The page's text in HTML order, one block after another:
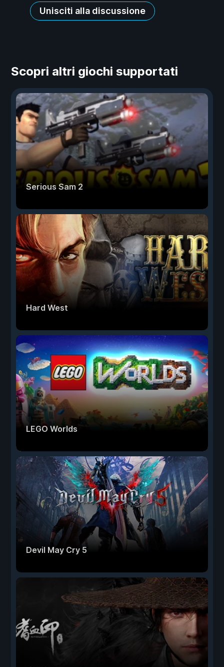
Unisciti alla discussione
Scopri altri giochi supportati
Serious Sam 2
Hard West
LEGO Worlds
Devil May Cry 5